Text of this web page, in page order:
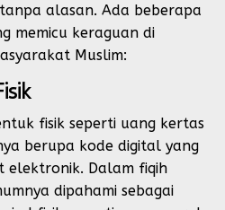
alasan. Ada beberapa
memicu keraguan di
Muslim:
fisik seperti uang kertas
berupa kode digital yang
elektronik. Dalam fiqih
dipahami sebagai